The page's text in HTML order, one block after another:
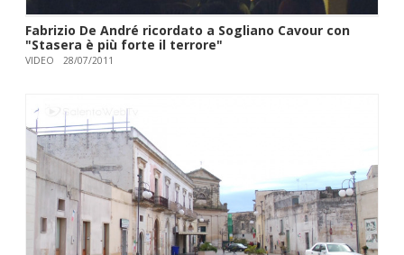
Fabrizio De André ricordato a Sogliano Cavour con
"Stasera è più forte il terrore"
VIDEO 28/07/2011